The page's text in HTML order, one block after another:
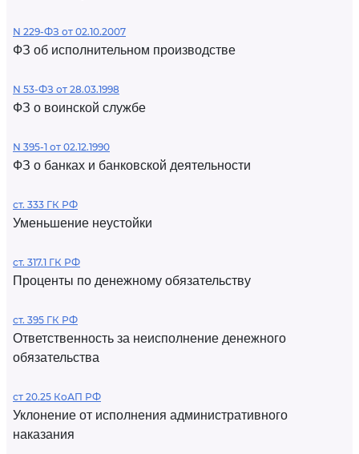
N 229-ФЗ от 02.10.2007
ФЗ об исполнительном производстве
N 53-ФЗ от 28.03.1998
ФЗ о воинской службе
N 395-1 от 02.12.1990
ФЗ о банках и банковской деятельности
ст. 333 ГК РФ
Уменьшение неустойки
ст. 317.1 ГК РФ
Проценты по денежному обязательству
ст. 395 ГК РФ
Ответственность за неисполнение денежного
обязательства
ст 20.25 КоАП РФ
Уклонение от исполнения административного
наказания